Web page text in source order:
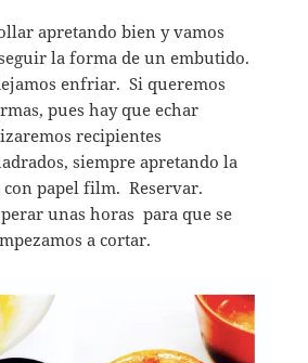
apretando bien y vamos
la forma de un embutido.
enfriar. Si queremos
pues hay que echar
recipientes
siempre apretando la
papel film. Reservar.
unas horas para que se
a cortar.